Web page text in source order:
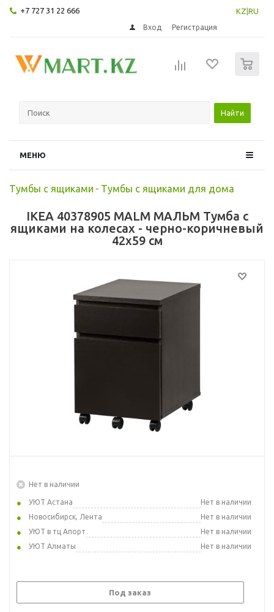
+7 727 31 22 666 KZ RU
Вход Регистрация
Найти
МЕНЮ
Тумбы с ящиками - Тумбы с ящиками для дома
IKEA 40378905 MALM МАЛЬМ Тумба с
ящиками на колесах - черно-коричневый
42x59 см
Нет в наличии
УЮТ Астана
Нет в наличии
Новосибирск, Лента
Нет в наличии
УЮТ в тц Апорт
Нет в наличии
УЮТ Алматы
Нет в наличии
Под заказ